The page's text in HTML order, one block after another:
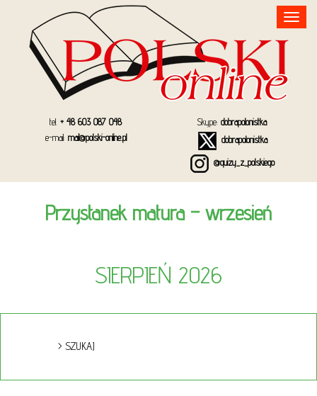
Toggle
navigation
tel. + 48 603 087 048
e-mail: mail@polski-online.pl
Skype: dobrapolonistka
dobrapolonistka
@quizy_z_polskiego
Przystanek matura – wrzesień
SIERPIEŃ 2026